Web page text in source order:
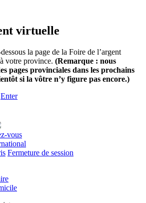
virtuelle
la page de la Foire de l’argent
votre province. (Remarque : nous
pages provinciales dans les prochains
si la vôtre n’y figure pas encore.)
Enter
vous
Fermeture de session